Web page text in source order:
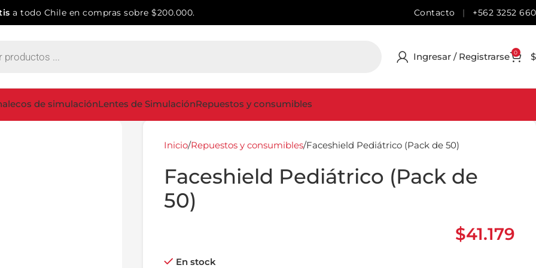
a todo Chile en compras sobre $200.000. Contacto | +562 3252
Ingresar / Registrarse 0 $
de simulaciónLentes de SimulaciónRepuestos y consumibles
Inicio Repuestos y consumibles Faceshield Pediátrico (Pack de 50)
Faceshield Pediátrico (Pack de
50)
$41.179
En stock